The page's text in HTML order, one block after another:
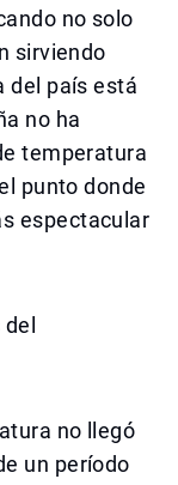
no solo
sirviendo
del país está
no ha
temperatura
punto donde
espectacular
no llegó
un período